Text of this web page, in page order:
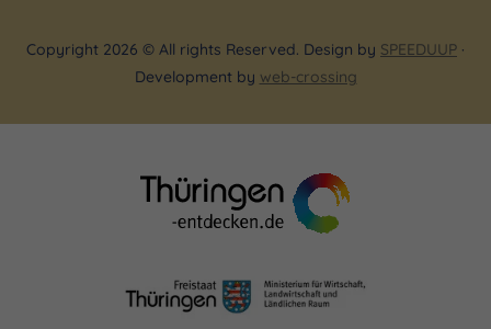
Copyright 2026 © All rights Reserved. Design by SPEEDUUP ·
Development by web-crossing